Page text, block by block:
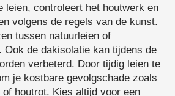
leien, controleert het houtwerk en
volgens de regels van de kunst.
tussen natuurleien of
Ook de dakisolatie kan tijdens de
verbeterd. Door tijdig leien te
je kostbare gevolgschade zoals
houtrot. Kies altijd voor een